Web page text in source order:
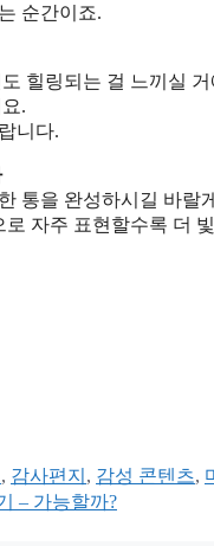
순간이죠.
힐링되는 걸 느끼실 거
.
랍니다.
통을 완성하시길 바랄
자주 표현할수록 더
, 감사편지 , 감성 콘텐츠,
– 가능할까?